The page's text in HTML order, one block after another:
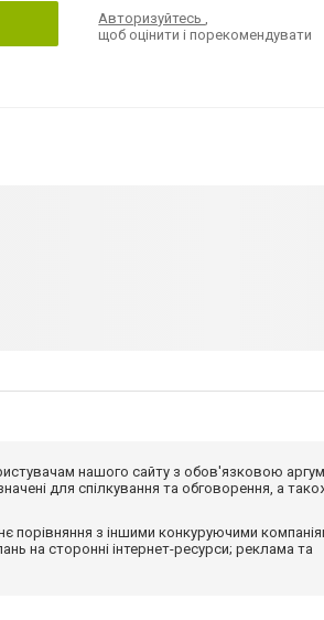
Авторизуйтесь,
щоб оцінити і порекомендувати
нашого сайту з обов'язковою
для спілкування та обговорення, а
порівняння з іншими конкуруючими
на сторонні інтернет-ресурси; реклама та